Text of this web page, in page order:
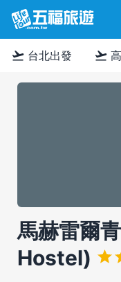
flight_takeoff 台北出發 flight_takeoff
馬赫雷爾
Hostel)